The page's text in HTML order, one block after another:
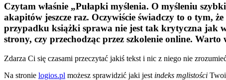
Czytam właśnie „Pułapki myślenia. O myśleniu
akapitów jeszcze raz. Oczywiście świadczy to o tym,
przypadku książki sprawa nie jest tak krytyczna jak
strony, czy przechodząc przez szkolenie online.
Zdarza Ci się czasami przeczytać jakiś tekst i nic z niego nie
Na stronie logios.pl możesz sprawidzić jaki jest indeks mglistości